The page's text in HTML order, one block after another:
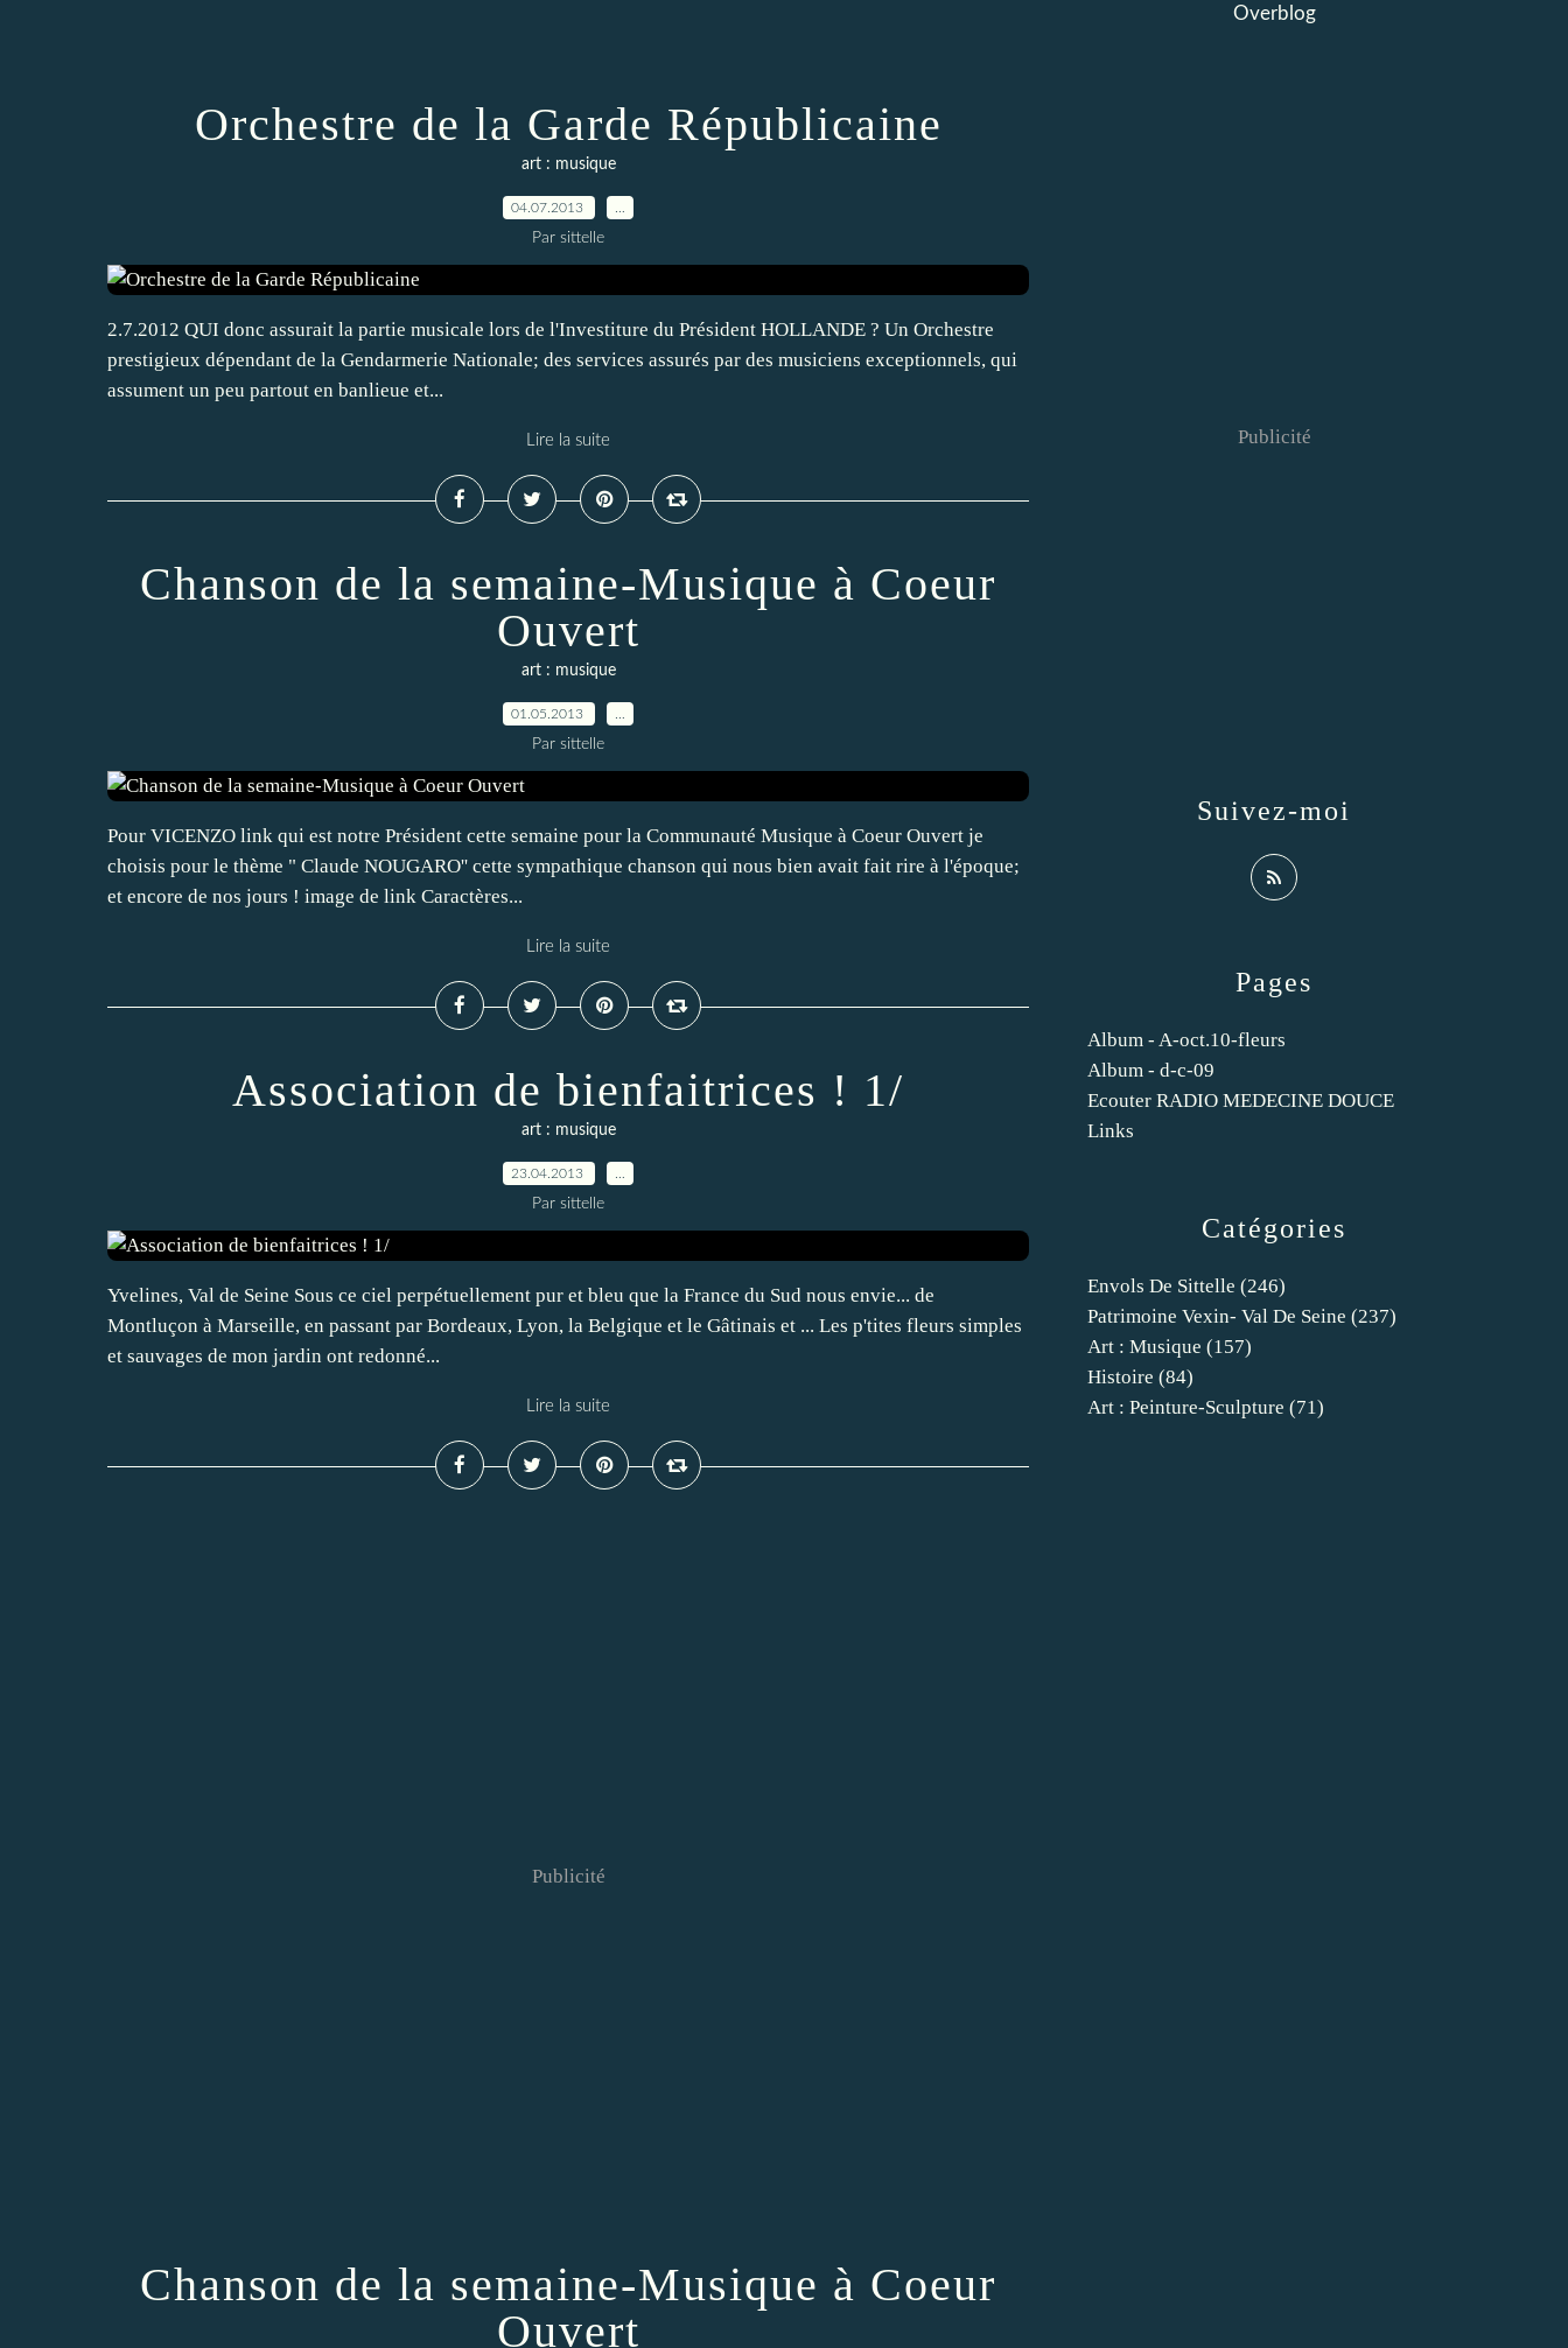
Orchestre de la Garde Républicaine
art : musique
04.07.2013
Par sittelle
2.7.2012 QUI donc assurait la partie musicale lors de l'Investiture du Président HOLLANDE ? Un Orchestre
prestigieux dépendant de la Gendarmerie Nationale; des services assurés par des musiciens exceptionnels, qui
assument un peu partout en banlieue et...
Lire la suite
Chanson de la semaine-Musique à Coeur
Ouvert
art : musique
01.05.2013
Par sittelle
Pour VICENZO link qui est notre Président cette semaine pour la Communauté Musique à Coeur Ouvert je
choisis pour le thème " Claude NOUGARO'' cette sympathique chanson qui nous bien avait fait rire à l'époque;
et encore de nos jours ! image de link Caractères...
Lire la suite
Association de bienfaitrices ! 1/
art : musique
23.04.2013
Par sittelle
Yvelines, Val de Seine Sous ce ciel perpétuellement pur et bleu que la France du Sud nous envie... de
Montluçon à Marseille, en passant par Bordeaux, Lyon, la Belgique et le Gâtinais et ... Les p'tites fleurs simples
et sauvages de mon jardin ont redonné...
Lire la suite
Publicité
Chanson de la semaine-Musique à Coeur
Ouvert
Catégories
Envols De Sittelle (246)
Patrimoine Vexin- Val De Seine (237)
Art : Musique (157)
Histoire (84)
Art : Peinture-Sculpture (71)
Pages
Album - A-oct.10-fleurs
Album - d-c-09
Ecouter RADIO MEDECINE DOUCE
Links
Overblog
Suivez-moi
Publicité